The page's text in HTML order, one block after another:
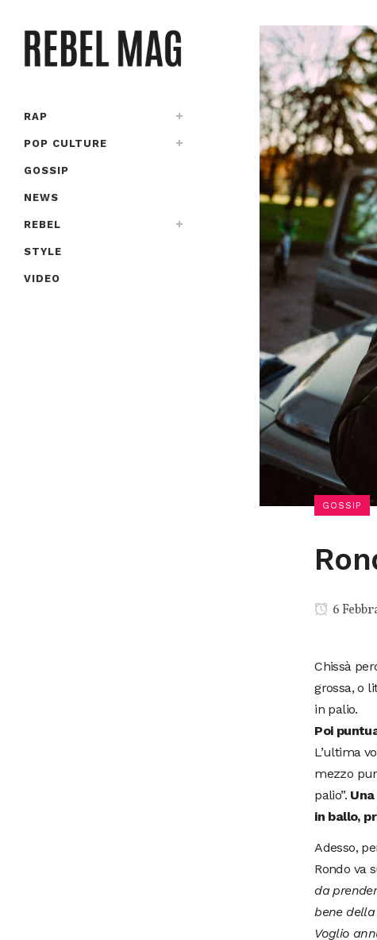
RAP
POP CULTURE
GOSSIP
NEWS
REBEL
STYLE
VIDEO
GOSSIP
6
Chissà
grossa, o
in palio.
Poi
L’ultima
mezzo
palio”.
in ballo,
Adesso,
Rondo va
da
bene
Voglio